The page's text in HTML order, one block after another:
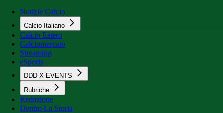
Notizie Calcio
Calcio Italiano
Calcio Estero
Calciomercato
Streaming
eSports
DDD X EVENTS
Rubriche
Redazione
Dentro La Storia